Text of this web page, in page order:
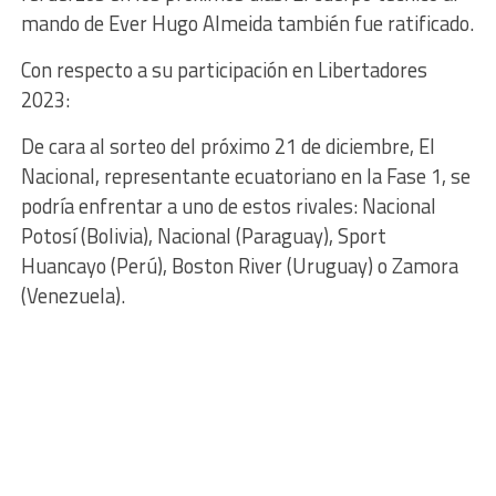
mando de Ever Hugo Almeida también fue ratificado.
Con respecto a su participación en Libertadores
2023:
De cara al sorteo del próximo 21 de diciembre, El
Nacional, representante ecuatoriano en la Fase 1, se
podría enfrentar a uno de estos rivales: Nacional
Potosí (Bolivia), Nacional (Paraguay), Sport
Huancayo (Perú), Boston River (Uruguay) o Zamora
(Venezuela).